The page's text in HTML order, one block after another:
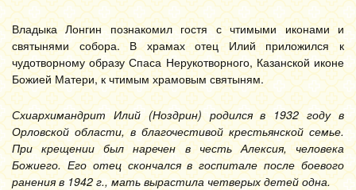
Владыка Лонгин познакомил гостя с чтимыми иконами и
святынями собора. В храмах отец Илий приложился к
чудотворному образу Спаса Нерукотворного, Казанской иконе
Божией Матери, к чтимым храмовым святыням.
Схиархимандрит Илий (Ноздрин) родился в 1932 году в
Орловской области, в благочестивой крестьянской семье.
При крещении был наречен в честь Алексия, человека
Божиего. Его отец скончался в госпитале после боевого
ранения в 1942 г., мать вырастила четверых детей одна.